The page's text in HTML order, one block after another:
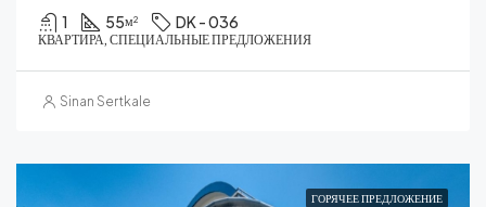
1 55м² DK - 036
КВАРТИРА, СПЕЦИАЛЬНЫЕ ПРЕДЛОЖЕНИЯ
Sinan Sertkale
ГОРЯЧЕЕ ПРЕДЛОЖЕНИЕ